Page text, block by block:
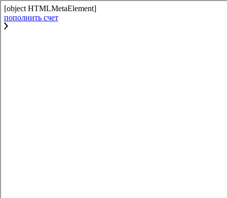
[object HTMLMetaElement]
пополнить счет